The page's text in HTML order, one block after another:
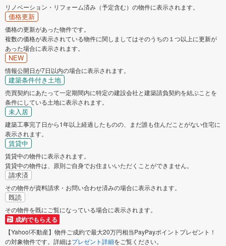
リノベーション・リフォーム済み（予定含む）の物件に表示されます。
価格更新
価格の更新があった物件です。
複数の価格が表示されている物件に関しましてはそのうちの１つ以上に更新が
あった場合に表示されます。
NEW
情報公開日が7日以内の場合に表示されます。
建築条件付き土地
売買契約にあたって一定期間内に特定の建設会社と建築請負契約を結ぶことを
条件にしている土地に表示されます。
未入居
建築工事完了日から1年以上経過したものの、まだ誰も住んだことがない住宅に
表示されます。
賃貸中
賃貸中の物件に表示されます。
賃貸中の物件は、原則ご自身でお住まいいただくことができません。
請求済
その物件が資料請求・お問い合わせ済みの場合に表示されます。
既読
その物件を既にご覧になっている場合に表示されます。
成約でもらえる
【Yahoo!不動産】物件ご成約で最大20万円相当PayPayポイントプレゼント！
の対象物件です。詳細はプレゼント詳細をご覧ください。